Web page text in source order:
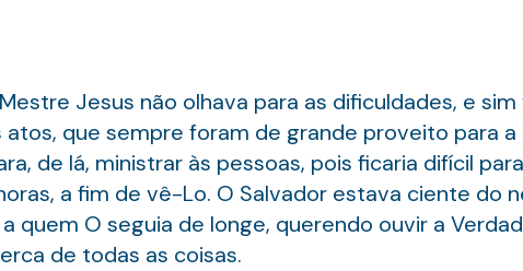
Jesus não olhava para as dificuldades, e
atos, que sempre foram de grande proveito para a
de lá, ministrar às pessoas, pois ficaria difícil
a fim de vê-Lo. O Salvador estava ciente do
quem O seguia de longe, querendo ouvir a
de todas as coisas.